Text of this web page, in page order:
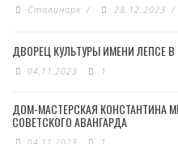
Сталинарх / 28.12.2023 /
ДВОРЕЦ КУЛЬТУРЫ ИМЕНИ ЛЕПСЕ
04.11.2023 1
ДОМ-МАСТЕРСКАЯ КОНСТАНТИНА
СОВЕТСКОГО АВАНГАРДА